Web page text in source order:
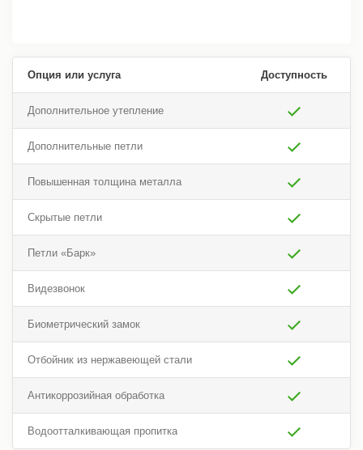
Опция или услуга Доступность
Дополнительное утепление
Дополнительные петли
Повышенная толщина металла
Скрытые петли
Петли «Барк»
Видезвонок
Биометрический замок
Отбойник из нержавеющей стали
Антикоррозийная обработка
Водоотталкивающая пропитка